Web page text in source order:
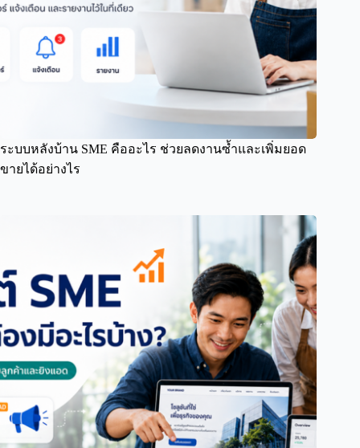
ระบบหลังบ้าน SME คืออะไร ช่วยลดงานซ้ำและเพิ่มยอด
ขายได้อย่างไร